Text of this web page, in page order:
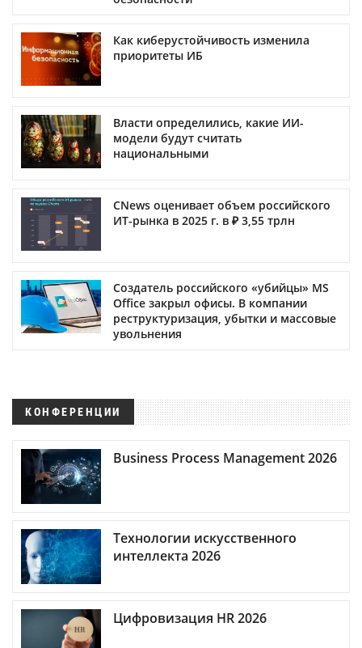
Как киберустойчивость изменила
приоритеты ИБ
Власти определились, какие ИИ-
модели будут считать
национальными
CNews оценивает объем российского
ИТ-рынка в 2025 г. в ₽ 3,55 трлн
Создатель российского «убийцы» MS
Office закрыл офисы. В компании
реструктуризация, убытки и массовые
увольнения
КОНФЕРЕНЦИИ
Business Process Management 2026
Технологии искусственного
интеллекта 2026
Цифровизация HR 2026